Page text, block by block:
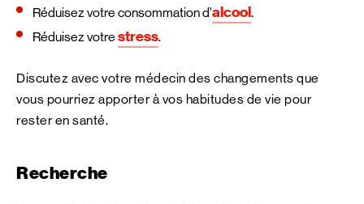
Réduisez votre consommation d’alcool.
Réduisez votre stress.
Discutez avec votre médecin des changements que
vous pourriez apporter à vos habitudes de vie pour
rester en santé.
Recherche